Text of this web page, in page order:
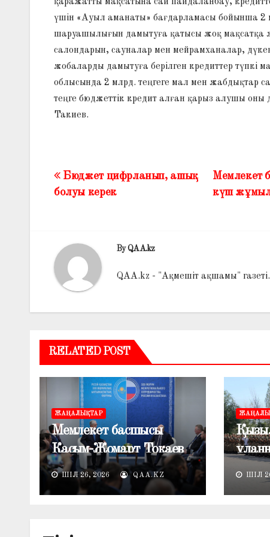
үшін «Ауыл аманаты» бағдарламасы бойынша 2
шаруашылығын дамытуға қатысы жоқ мақсатқа
салондарын, сауналар мен мейрамханалар,
жобаларды дамытуға берілген кредиттер түпкі
облысында 2 млрд. теңгеге мал мен жабдықтар
теңге бюджеттік кредит алған қарыз алушы
Такиев.
Жазба
Мемлекет
күш
Бюджет цифрланып, ашық
болуы керек
ByQAA.kz
QAA.kz - "Ақмешіт ақшамы"
RELATED POST
ЖАҢАЛЫҚТАР
Мемлекет басшысы
Қасым-Жомарт Тоқаев
Ресей Президенті
Владимир Путинмен
ШІЛ 26, 2026 QAA.KZ ШІЛ